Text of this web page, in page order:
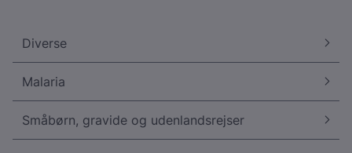
Diverse
Malaria
Småbørn, gravide og udenlandsrejser